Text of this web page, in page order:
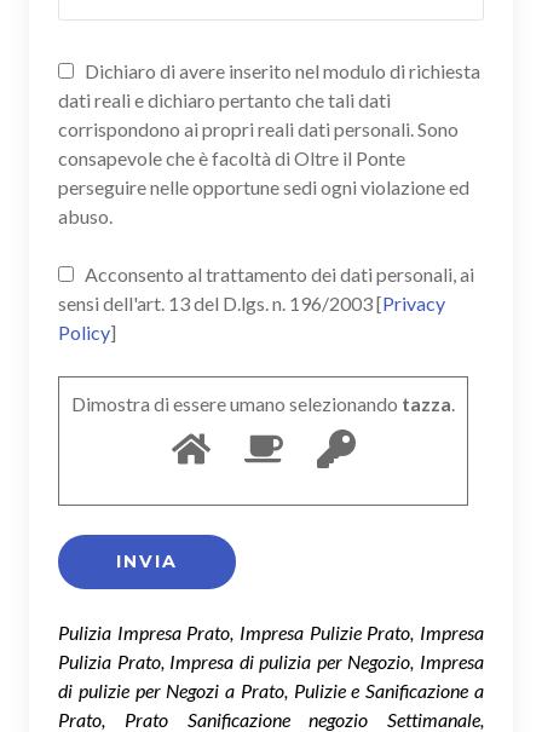
Dichiaro di avere inserito nel modulo di richiesta
dati reali e dichiaro pertanto che tali dati
corrispondono ai propri reali dati personali. Sono
consapevole che è facoltà di Oltre il Ponte
perseguire nelle opportune sedi ogni violazione ed
abuso.
Acconsento al trattamento dei dati personali, ai
sensi dell'art. 13 del D.lgs. n. 196/2003 [Privacy
Policy]
Dimostra di essere umano selezionando tazza.
Pulizia Impresa Prato, Impresa Pulizie Prato, Impresa
Pulizia Prato, Impresa di pulizia per Negozio, Impresa
di pulizie per Negozi a Prato, Pulizie e Sanificazione a
Prato, Prato Sanificazione negozio Settimanale,